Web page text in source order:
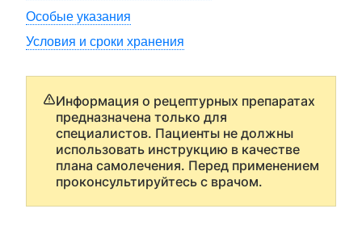
Особые указания
Условия и сроки хранения
Информация о рецептурных препаратах
предназначена только для
специалистов. Пациенты не должны
использовать инструкцию в качестве
плана самолечения. Перед применением
проконсультируйтесь с врачом.